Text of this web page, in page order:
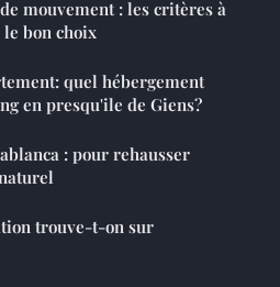
mouvement : les critères à
faire le bon choix
quel hébergement
en presqu'ile de Giens?
: pour rehausser
trouve-t-on sur